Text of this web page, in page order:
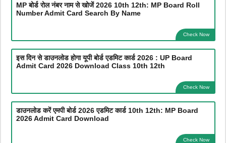
MP बोर्ड रोल नंबर नाम से खोजें 2026 10th 12th: MP Board Roll
Number Admit Card Search By Name
Check Now
इस दिन से डाउनलोड होगा यूपी बोर्ड एडमिट कार्ड 2026 : UP Board
Admit Card 2026 Download Class 10th 12th
Check Now
डाउनलोड करें एमपी बोर्ड 2026 एडमिट कार्ड 10th 12th: MP Board
2026 Admit Card Download
Check Now